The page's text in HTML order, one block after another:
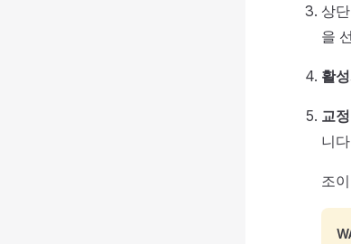
상
을
활
교정
니
조